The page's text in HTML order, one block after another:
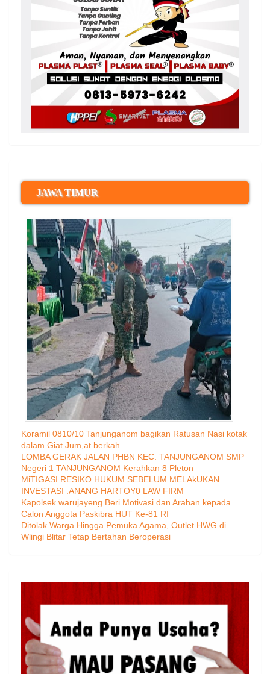
JAWA TIMUR
Koramil 0810/10 Tanjunganom bagikan Ratusan Nasi kotak
dalam Giat Jum,at berkah
LOMBA GERAK JALAN PHBN KEC. TANJUNGANOM SMP
Negeri 1 TANJUNGANOM Kerahkan 8 Pleton
MiTIGASI RESIKO HUKUM SEBELUM MELAkUKAN
INVESTASI .ANANG HARTOY0 LAW FIRM
Kapolsek warujayeng Beri Motivasi dan Arahan kepada
Calon Anggota Paskibra HUT Ke-81 RI
Ditolak Warga Hingga Pemuka Agama, Outlet HWG di
Wlingi Blitar Tetap Bertahan Beroperasi